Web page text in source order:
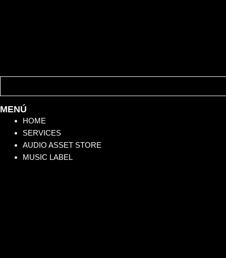
MENÚ
HOME
SERVICES
AUDIO ASSET STORE
MUSIC LABEL